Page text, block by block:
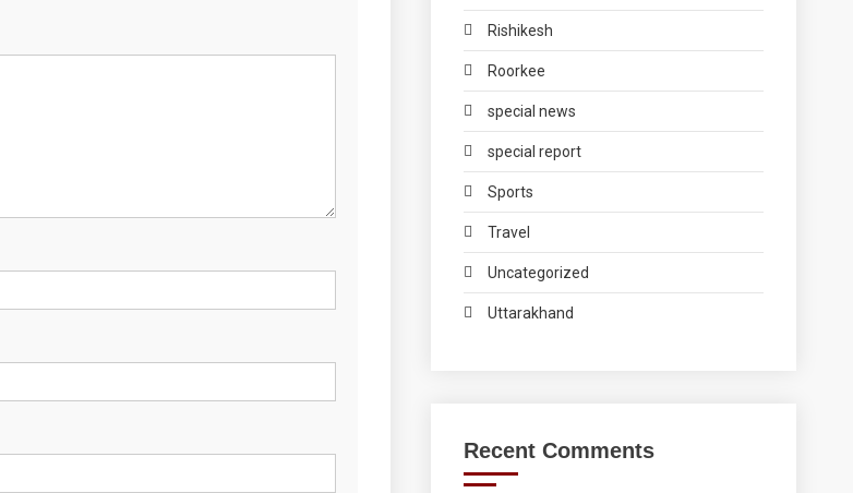
Rishikesh
Roorkee
special news
special report
Sports
Travel
Uncategorized
Uttarakhand
Recent Comments